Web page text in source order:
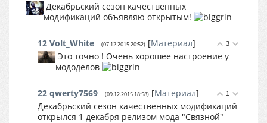
Декабрьский сезон качественных
модификаций объявляю открытым!
3
12 Volt_White (07.12.2015 20:52) [Материал]
Это точно ! Очень хорошее настроение у
мододелов
1
22 qwerty7569 (09.12.2015 18:58) [Материал]
Декабрьский сезон качественных модификаций
открылся 1 декабря релизом мода "Связной"